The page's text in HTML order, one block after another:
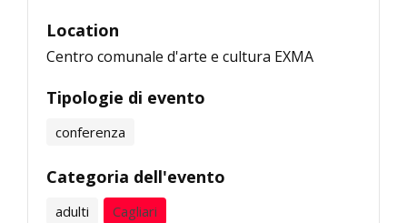
Location
Centro comunale d'arte e cultura EXMA
Tipologie di evento
conferenza
Categoria dell'evento
adulti Cagliari